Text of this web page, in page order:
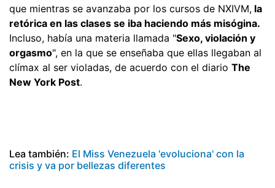
que mientras se avanzaba por los cursos de NXIVM, la
retórica en las clases se iba haciendo más misógina.
Incluso, había una materia llamada "Sexo, violación y
orgasmo", en la que se enseñaba que ellas llegaban al
clímax al ser violadas, de acuerdo con el diario The
New York Post.
Lea también: El Miss Venezuela 'evoluciona' con la
crisis y va por bellezas diferentes